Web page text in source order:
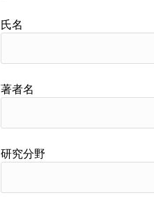
氏名
著者名
研究分野